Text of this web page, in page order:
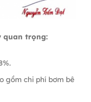
quan trọng:
gồm chi phí bơm bê